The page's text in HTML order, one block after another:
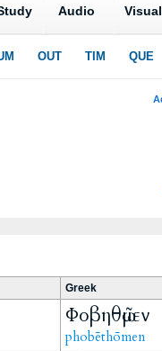
Greek
Φοβηθῶμεν
phobēthōmen